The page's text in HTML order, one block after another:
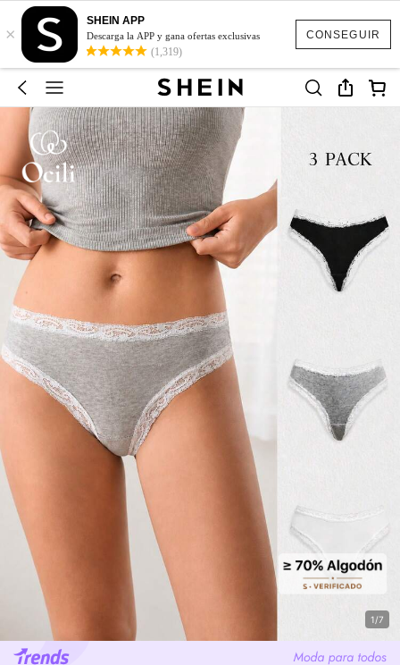
CONSEGUIR
×
SHEIN APP
Descarga la APP y gana ofertas exclusivas
(1,319)
1/7